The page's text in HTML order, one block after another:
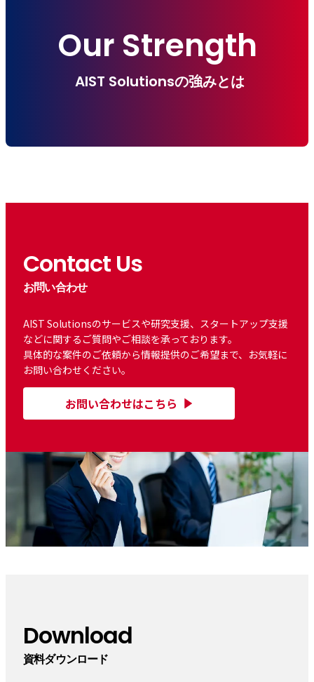
Our Strength
AIST Solutionsの強みとは
Contact Us
お問い合わせ
AIST Solutionsのサービスや研究支援、スタートアップ支援
などに関するご質問やご相談を承っております。
具体的な案件のご依頼から情報提供のご希望まで、お気軽に
お問い合わせください。
お問い合わせはこちら
Download
資料ダウンロード